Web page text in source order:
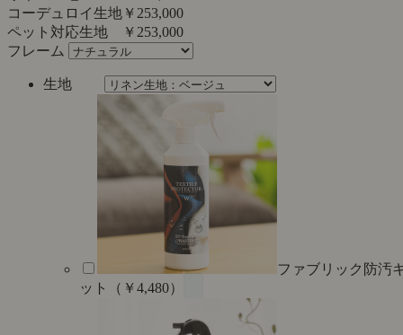
コーデュロイ生地 ￥253,000
ペット対応生地
￥253,000
ファブリック防汚
ット（￥4,480）